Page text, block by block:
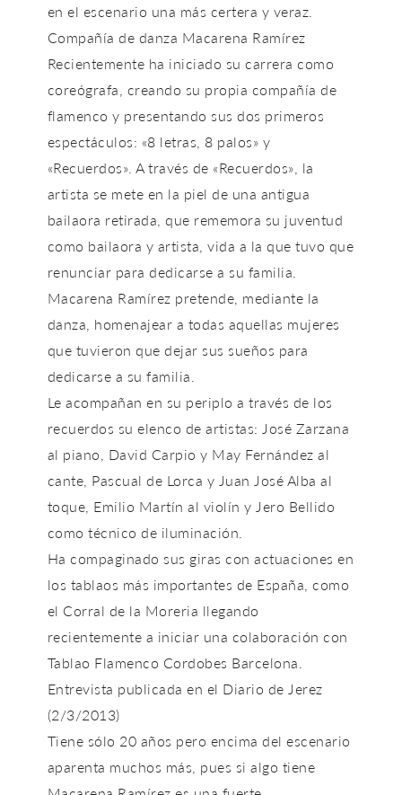
en el escenario una más certera y veraz.
Compañía de danza Macarena Ramírez
Recientemente ha iniciado su carrera como
coreógrafa, creando su propia compañía de
flamenco y presentando sus dos primeros
espectáculos: «8 letras, 8 palos» y
«Recuerdos». A través de «Recuerdos», la
artista se mete en la piel de una antigua
bailaora retirada, que rememora su juventud
como bailaora y artista, vida a la que tuvo que
renunciar para dedicarse a su familia.
Macarena Ramírez pretende, mediante la
danza, homenajear a todas aquellas mujeres
que tuvieron que dejar sus sueños para
dedicarse a su familia.
Le acompañan en su periplo a través de los
recuerdos su elenco de artistas: José Zarzana
al piano, David Carpio y May Fernández al
cante, Pascual de Lorca y Juan José Alba al
toque, Emilio Martín al violín y Jero Bellido
como técnico de iluminación.
Ha compaginado sus giras con actuaciones en
los tablaos más importantes de España, como
el Corral de la Moreria llegando
recientemente a iniciar una colaboración con
Tablao Flamenco Cordobes Barcelona.
Entrevista publicada en el Diario de Jerez
(2/3/2013)
Tiene sólo 20 años pero encima del escenario
aparenta muchos más, pues si algo tiene